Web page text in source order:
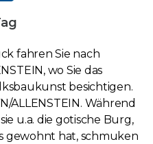
fahren Sie nach
wo Sie das
besichtigen.
ALLENSTEIN. Während
u.a. die gotische Burg,
gewohnt hat, schmuken